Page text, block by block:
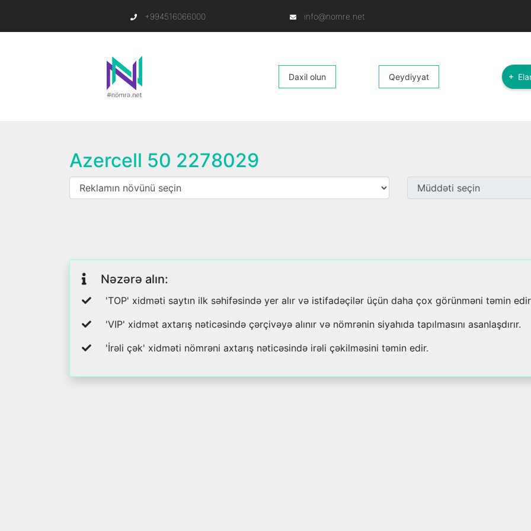
+994516066000 info@nomre.net
Daxil olun Qeydiyyat
Azercell 50 2278029
Nəzərə alın:
'TOP' xidməti saytın ilk səhifəsində yer alır və istifadəçilər üçün daha çox görünməni təmin
'VIP' xidmət axtarış nəticəsində çərçivəyə alınır və nömrənin siyahıda tapılmasını asanlaşdırır.
'İrəli çək' xidməti nömrəni axtarış nəticəsində irəli çəkilməsini təmin edir.